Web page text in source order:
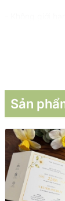
Sản